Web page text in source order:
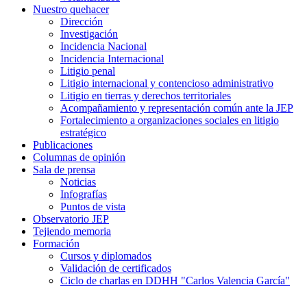
Nuestro quehacer
Dirección
Investigación
Incidencia Nacional
Incidencia Internacional
Litigio penal
Litigio internacional y contencioso administrativo
Litigio en tierras y derechos territoriales
Acompañamiento y representación común ante la JEP
Fortalecimiento a organizaciones sociales en litigio
estratégico
Publicaciones
Columnas de opinión
Sala de prensa
Noticias
Infografías
Puntos de vista
Observatorio JEP
Tejiendo memoria
Formación
Cursos y diplomados
Validación de certificados
Ciclo de charlas en DDHH "Carlos Valencia García"